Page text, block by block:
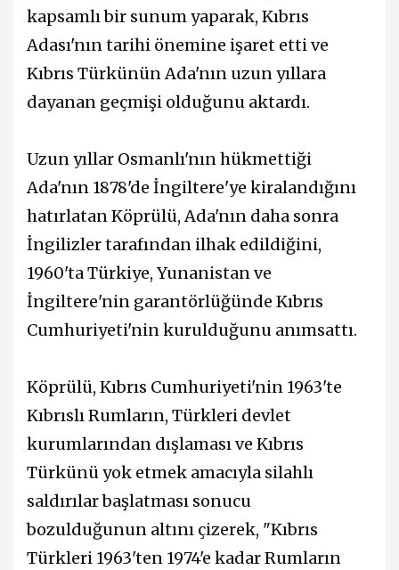
kapsamlı bir sunum yaparak, Kıbrıs
Adası'nın tarihi önemine işaret etti ve
Kıbrıs Türkünün Ada'nın uzun yıllara
dayanan geçmişi olduğunu aktardı.
Uzun yıllar Osmanlı'nın hükmettiği
Ada'nın 1878'de İngiltere'ye kiralandığını
hatırlatan Köprülü, Ada'nın daha sonra
İngilizler tarafından ilhak edildiğini,
1960'ta Türkiye, Yunanistan ve
İngiltere'nin garantörlüğünde Kıbrıs
Cumhuriyeti'nin kurulduğunu anımsattı.
Köprülü, Kıbrıs Cumhuriyeti'nin 1963'te
Kıbrıslı Rumların, Türkleri devlet
kurumlarından dışlaması ve Kıbrıs
Türkünü yok etmek amacıyla silahlı
saldırılar başlatması sonucu
bozulduğunun altını çizerek, "Kıbrıs
Türkleri 1963'ten 1974'e kadar Rumların